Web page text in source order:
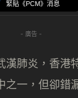
緊貼《PCM》消息
- 廣告 -
漢肺炎，香港
之一，但卻錯